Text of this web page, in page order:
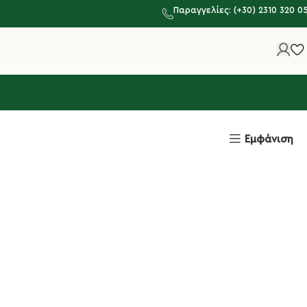
Παραγγελίες: (+30) 2310 320
Εμφάνιση